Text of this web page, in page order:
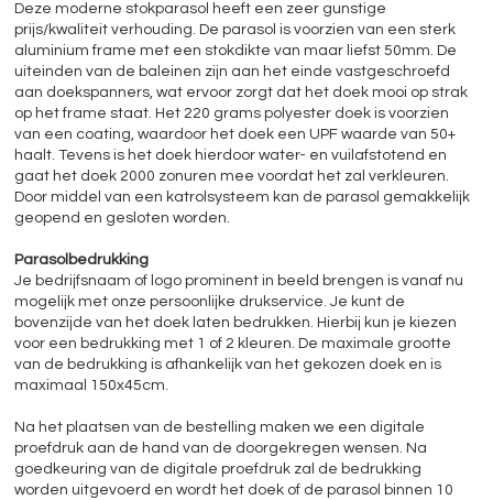
Deze moderne stokparasol heeft een zeer gunstige
prijs/kwaliteit verhouding. De parasol is voorzien van een sterk
aluminium frame met een stokdikte van maar liefst 50mm. De
uiteinden van de baleinen zijn aan het einde vastgeschroefd
aan doekspanners, wat ervoor zorgt dat het doek mooi op strak
op het frame staat. Het 220 grams polyester doek is voorzien
van een coating, waardoor het doek een UPF waarde van 50+
haalt. Tevens is het doek hierdoor water- en vuilafstotend en
gaat het doek 2000 zonuren mee voordat het zal verkleuren.
Door middel van een katrolsysteem kan de parasol gemakkelijk
geopend en gesloten worden.
Parasolbedrukking
Je bedrijfsnaam of logo prominent in beeld brengen is vanaf nu
mogelijk met onze persoonlijke drukservice. Je kunt de
bovenzijde van het doek laten bedrukken. Hierbij kun je kiezen
voor een bedrukking met 1 of 2 kleuren. De maximale grootte
van de bedrukking is afhankelijk van het gekozen doek en is
maximaal 150x45cm.
Na het plaatsen van de bestelling maken we een digitale
proefdruk aan de hand van de doorgekregen wensen. Na
goedkeuring van de digitale proefdruk zal de bedrukking
worden uitgevoerd en wordt het doek of de parasol binnen 10